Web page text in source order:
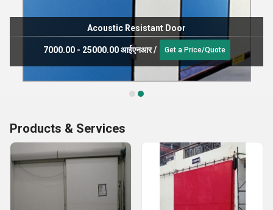
Acoustic Resistant Door
7000.00 - 25000.00 आईएनआर/ Get a Price/Quote
Products & Services